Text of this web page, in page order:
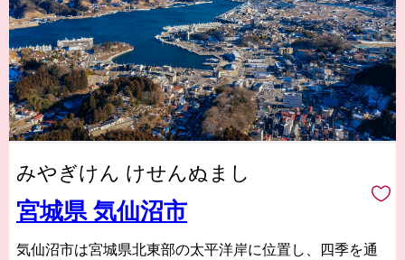
みやぎけん けせんぬまし
宮城県 気仙沼市
気仙沼市は宮城県北東部の太平洋岸に位置し、四季を通